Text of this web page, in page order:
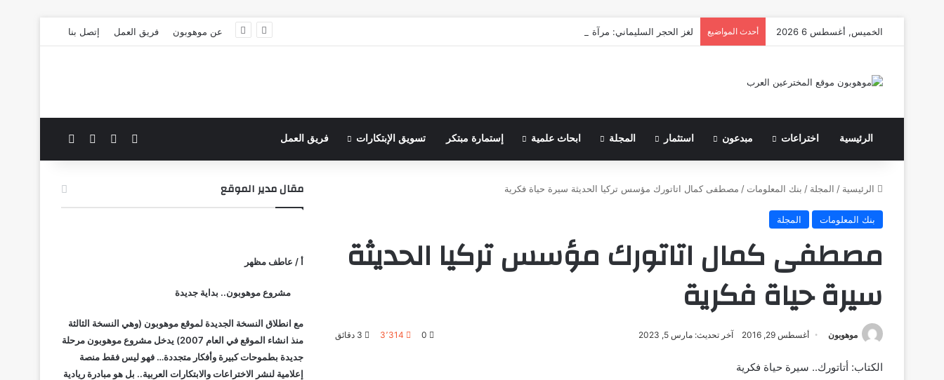
الخميس, أغسطس 6 2026 أحدث المواضيع لغز الحجر السليماني: مرآة الماضي ونبوءة الزوال عن موهوبون فريق العمل إتصل بنا
الرئيسية اختراعات مبدعون استثمار المجلة ابحاث علمية إستمارة مبتكر تسويق الإبتكارات فريق العمل فيسبوك الوضع المظلم
الرئيسية / المجلة / بنك المعلومات / مصطفى كمال اتاتورك مؤسس تركيا الحديثة سيرة حياة فكرية
بنك المعلومات المجلة
مصطفى كمال اتاتورك مؤسس تركيا الحديثة
سيرة حياة فكرية
موهوبون أغسطس 29, 2016 آخر تحديث: مارس 5, 2023 0 3٬314
الكتاب: أتاتورك.. سيرة حياة فكرية
مقال مدير الموقع
أ / عاطف مظهر
مشروع موهوبون.. بداية جديدة
مع انطلاق النسخة الجديدة لموقع موهوبون (وهي النسخة الثالثة
منذ انشاء الموقع في العام 2007) يدخل مشروع موهوبون مرحلة
جديدة بطموحات كبيرة وأفكار متجددة… فهو ليس فقط منصة
إعلامية لنشر الاختراعات والابتكارات العربية.. بل هو مبادرة ريادية